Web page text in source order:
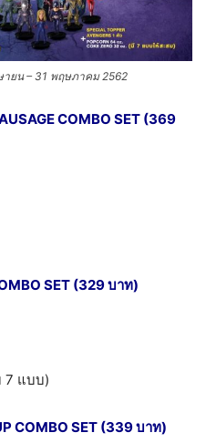
ายน – 31 พฤษภาคม 2562
COMBO SET (369
SET (329 บาท)
7 แบบ)
COMBO SET (339 บาท)